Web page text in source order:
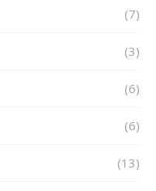
(7)
(3)
(6)
(6)
(13)